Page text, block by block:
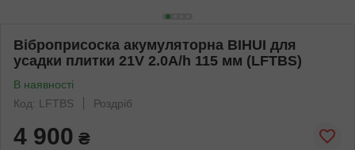
Віброприсоска акумуляторна BIHUI для
усадки плитки 21V 2.0A/h 115 мм (LFTBS)
В наявності
Код: LFTBS
Роздріб
4 900 ₴